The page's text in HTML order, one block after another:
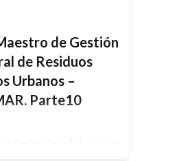
de Gestión
de Residuos
Urbanos –
Parte10